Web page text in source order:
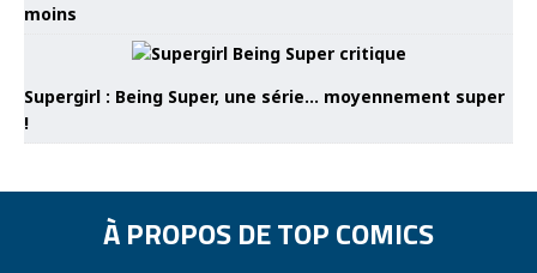
moins
Supergirl : Being Super, une série… moyennement super
!
À PROPOS DE TOP COMICS